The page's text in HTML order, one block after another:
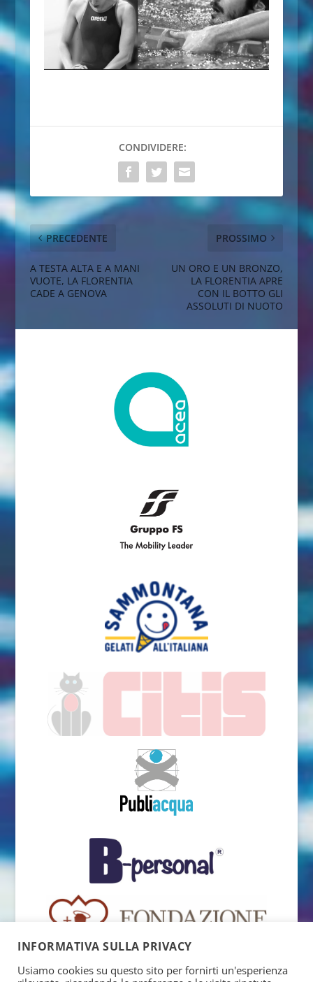
CONDIVIDERE:
PRECEDENTE
A TESTA ALTA E A MANI
VUOTE, LA FLORENTIA
CADE A GENOVA
PROSSIMO
UN ORO E UN BRONZO,
LA FLORENTIA APRE
CON IL BOTTO GLI
ASSOLUTI DI NUOTO
INFORMATIVA SULLA PRIVACY
Usiamo cookies su questo sito per fornirti un'esperienza